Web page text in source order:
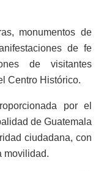
monumentos de
de fe
de visitantes
Centro Histórico.
por el
de Guatemala
ciudadana, con
movilidad.